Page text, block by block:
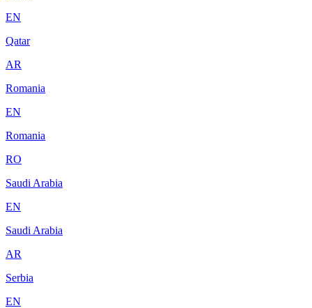
EN
Qatar
AR
Romania
EN
Romania
RO
Saudi Arabia
EN
Saudi Arabia
AR
Serbia
EN